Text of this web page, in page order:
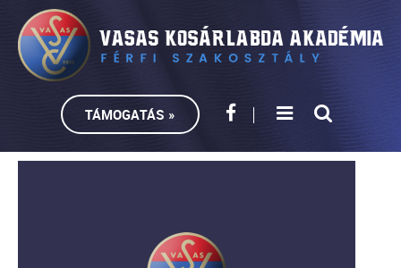
TÁMOGATÁS »